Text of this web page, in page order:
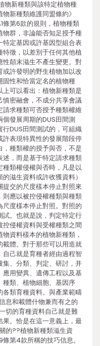
物新種類與該特定植物種
新種類維護同盟條約》
條第6款的規則，植物種類
群，非論能否知足授予種
定基因或許基因型組合表
徵，以差別于任何其他植
顛末滋生不產生變更。對
許發明的野生植物加以改
性和恰當定名的植物種
可以看出：植物新種類是
密融會，不成分共享會議
求種類可否授予種類權維
發展周期的DUS田間測
DUS田間測試的，可組織
表現特異性的發展階段停
種類權的授予與否，不是
，而是基于特定請求種類
類權侵權與否時，凡是以
滋生資料或許收獲資料）
交的尺度樣本停止對照來
應以被控侵權種類與種類
度樣本停止對照。對照的
。也就是說，判定特定行
侵權資料與受權種類之間
資料樣本的植物新種類，
載體。對于那些可以用造就
己就是育種者經由過程智
、分類、判定、研討，并
用變異、遺傳工程以及基
種類、植物細胞、基因序
類育種資料。與產業範疇
息和載體什物兼而有之的
切的育種資料自己就是難
。恰是在這一意義上，最
的??植物新種類滋生資
第4款所稱的技巧信息。